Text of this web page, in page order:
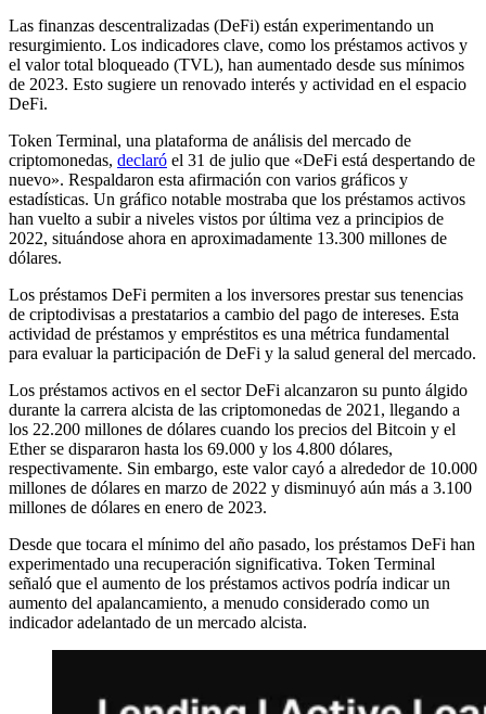
Las finanzas descentralizadas (DeFi) están experimentando un
resurgimiento. Los indicadores clave, como los préstamos activos y
el valor total bloqueado (TVL), han aumentado desde sus mínimos
de 2023. Esto sugiere un renovado interés y actividad en el espacio
DeFi.
Token Terminal, una plataforma de análisis del mercado de
criptomonedas, declaró el 31 de julio que «DeFi está despertando de
nuevo». Respaldaron esta afirmación con varios gráficos y
estadísticas. Un gráfico notable mostraba que los préstamos activos
han vuelto a subir a niveles vistos por última vez a principios de
2022, situándose ahora en aproximadamente 13.300 millones de
dólares.
Los préstamos DeFi permiten a los inversores prestar sus tenencias
de criptodivisas a prestatarios a cambio del pago de intereses. Esta
actividad de préstamos y empréstitos es una métrica fundamental
para evaluar la participación de DeFi y la salud general del mercado.
Los préstamos activos en el sector DeFi alcanzaron su punto álgido
durante la carrera alcista de las criptomonedas de 2021, llegando a
los 22.200 millones de dólares cuando los precios del Bitcoin y el
Ether se dispararon hasta los 69.000 y los 4.800 dólares,
respectivamente. Sin embargo, este valor cayó a alrededor de 10.000
millones de dólares en marzo de 2022 y disminuyó aún más a 3.100
millones de dólares en enero de 2023.
Desde que tocara el mínimo del año pasado, los préstamos DeFi han
experimentado una recuperación significativa. Token Terminal
señaló que el aumento de los préstamos activos podría indicar un
aumento del apalancamiento, a menudo considerado como un
indicador adelantado de un mercado alcista.